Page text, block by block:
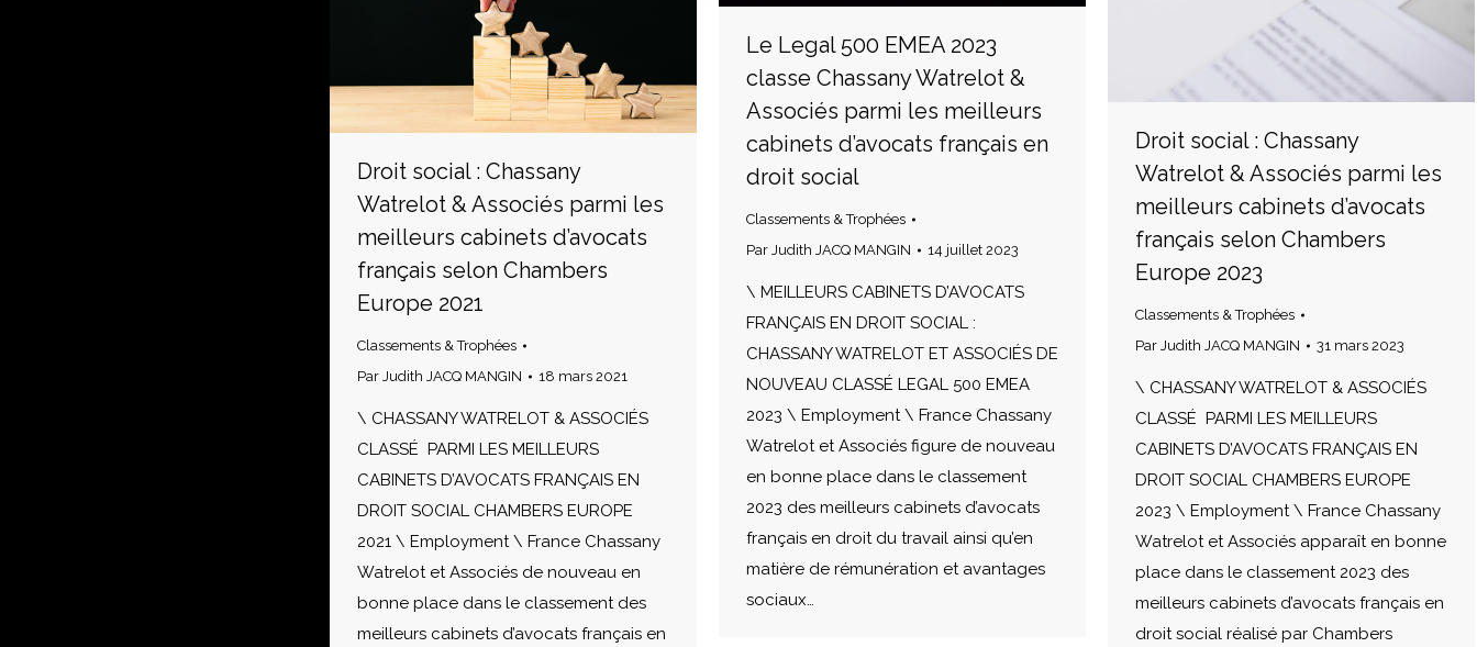
Le Legal 500 EMEA 2023
classe Chassany Watrelot &
Associés parmi les meilleurs
cabinets d’avocats français en
droit social
Classements & Trophées
Par Judith JACQ MANGIN 14 juillet 2023
\ MEILLEURS CABINETS D’AVOCATS
FRANÇAIS EN DROIT SOCIAL :
CHASSANY WATRELOT ET ASSOCIÉS DE
NOUVEAU CLASSÉ LEGAL 500 EMEA
2023 \ Employment \ France Chassany
Watrelot et Associés figure de nouveau
en bonne place dans le classement
2023 des meilleurs cabinets d’avocats
français en droit du travail ainsi qu’en
matière de rémunération et avantages
sociaux…
Droit social : Chassany
Watrelot & Associés parmi les
meilleurs cabinets d’avocats
français selon Chambers
Europe 2023
Classements & Trophées
Par Judith JACQ MANGIN 31 mars 2023
\ CHASSANY WATRELOT & ASSOCIÉS
CLASSÉ PARMI LES MEILLEURS
CABINETS D’AVOCATS FRANÇAIS EN
DROIT SOCIAL CHAMBERS EUROPE
2023 \ Employment \ France Chassany
Watrelot et Associés apparaît en bonne
place dans le classement 2023 des
meilleurs cabinets d’avocats français en
droit social réalisé par Chambers
Droit social : Chassany
Watrelot & Associés parmi les
meilleurs cabinets d’avocats
français selon Chambers
Europe 2021
Classements & Trophées
Par Judith JACQ MANGIN 18 mars 2021
\ CHASSANY WATRELOT & ASSOCIÉS
CLASSÉ PARMI LES MEILLEURS
CABINETS D’AVOCATS FRANÇAIS EN
DROIT SOCIAL CHAMBERS EUROPE
2021 \ Employment \ France Chassany
Watrelot et Associés de nouveau en
bonne place dans le classement des
meilleurs cabinets d’avocats français en